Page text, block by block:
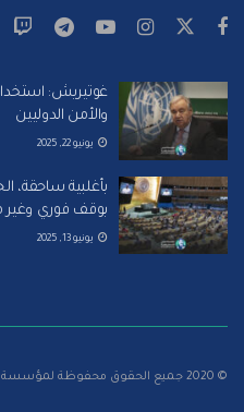
غوتيريش:
والأمن الدوليين
يونيو 22, 2025
بأغلبية ساحقة،
بوقف فوري وغير
يونيو 13, 2025
© 2020 جميع الحقوق محفوظة لمؤسسة